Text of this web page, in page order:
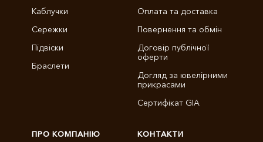
Каблучки
Сережки
Підвіски
Браслети
Оплата та доставка
Повернення та обмін
Договір публічної
оферти
Догляд за ювелірними
прикрасами
Сертифікат GIA
ПРО КОМПАНІЮ КОНТАКТИ